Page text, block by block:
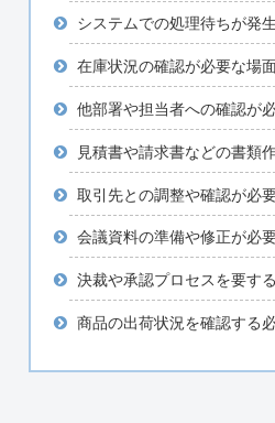
システムでの処理待ちが発
在庫状況の確認が必要な場
他部署や担当者への確認が
見積書や請求書などの書類
取引先との調整や確認が必
会議資料の準備や修正が必
決裁や承認プロセスを要す
商品の出荷状況を確認する